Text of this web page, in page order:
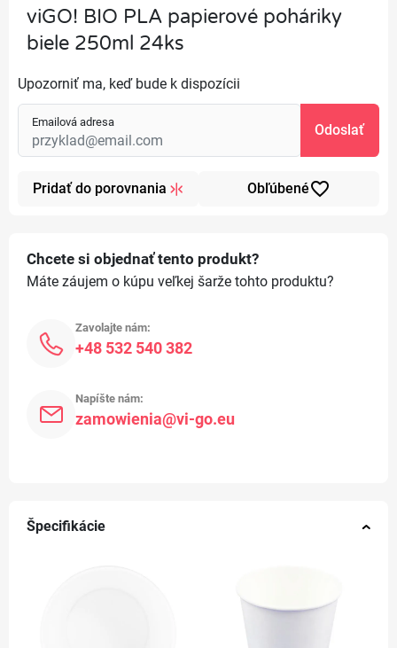
viGO! BIO PLA papierové poháriky
biele 250ml 24ks
Upozorniť ma, keď bude k dispozícii
Emailová adresa Odoslať
Pridať do porovnania Obľúbenéfavorite_border
Chcete si objednať tento produkt?
Máte záujem o kúpu veľkej šarže tohto produktu?
Zavolajte nám:
+48 532 540 382
Napíšte nám:
zamowienia@vi-go.eu
Špecifikácie